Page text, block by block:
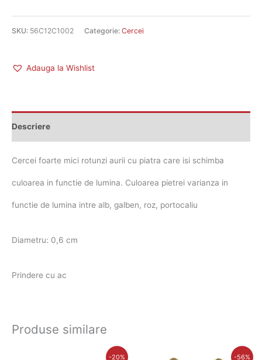
SKU: 56C12C1002 Categorie: Cercei
Adauga la Wishlist
Descriere
Cercei foarte mici rotunzi aurii cu piatra care isi schimba
culoarea in functie de lumina. Culoarea pietrei varianza in
functie de lumina intre alb, galben, roz, portocaliu
Diametru: 0,6 cm
Prindere cu ac
Produse similare
-20% -56%